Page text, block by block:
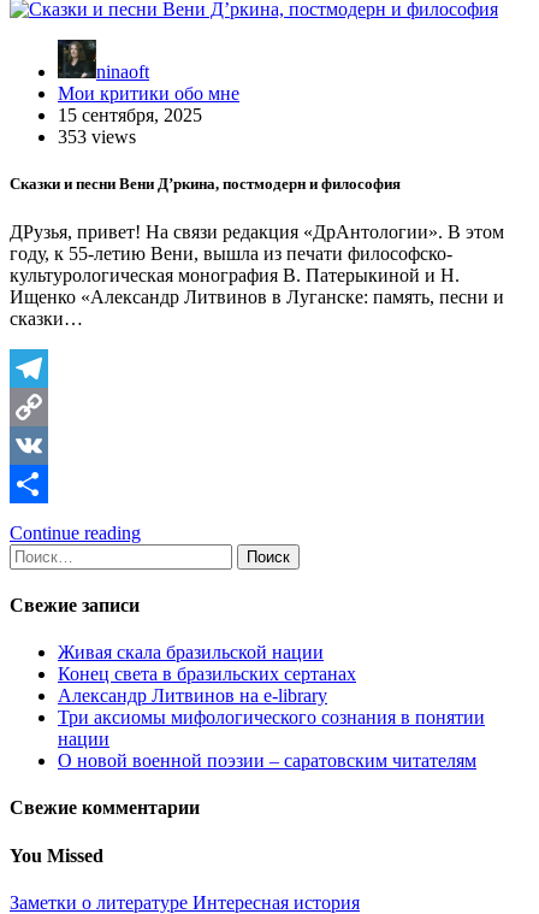
ninaoft
Мои критики обо мне
15 сентября, 2025
353 views
Сказки и песни Вени Д’ркина, постмодерн и философия
ДРузья, привет! На связи редакция «ДрАнтологии». В этом
году, к 55-летию Вени, вышла из печати философско-
культурологическая монография В. Патерыкиной и Н.
Ищенко «Александр Литвинов в Луганске: память, песни и
сказки…
Telegram
Copy
Link
VK
Отправить
Continue reading
Найти:
Свежие записи
Живая скала бразильской нации
Конец света в бразильских сертанах
Александр Литвинов на e-library
Три аксиомы мифологического сознания в понятии
нации
О новой военной поэзии – саратовским читателям
Свежие комментарии
You Missed
Заметки о литературе Интересная история